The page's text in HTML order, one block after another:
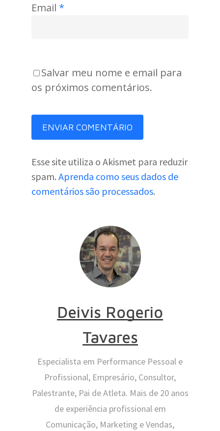
Email *
Salvar meu nome e email para
os próximos comentários.
Esse site utiliza o Akismet para reduzir
spam. Aprenda como seus dados de
comentários são processados.
Deivis Rogerio
Tavares
Especialista em Performance Pessoal e
Profissional, Empresário, Consultor,
Palestrante, Pai de Atleta. Mais de 20 anos
de experiência profissional em
Comunicação, Marketing e Vendas,